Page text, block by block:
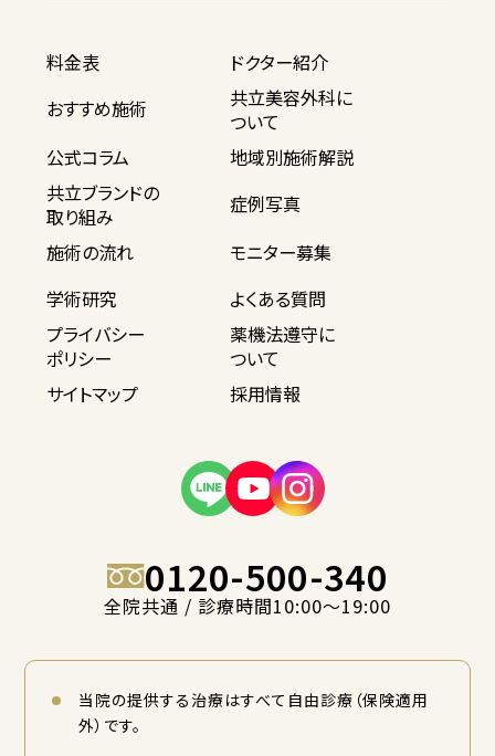
料金表
ドクター紹介
おすすめ施術
共立美容外科に
ついて
公式コラム
地域別施術解説
共立ブランドの
取り組み
症例写真
施術の流れ
モニター募集
学術研究
よくある質問
プライバシー
ポリシー
薬機法遵守に
ついて
サイトマップ
採用情報
0120-500-340
全院共通 / 診療時間10:00〜19:00
当院の提供する治療はすべて自由診療（保険適用
外）です。